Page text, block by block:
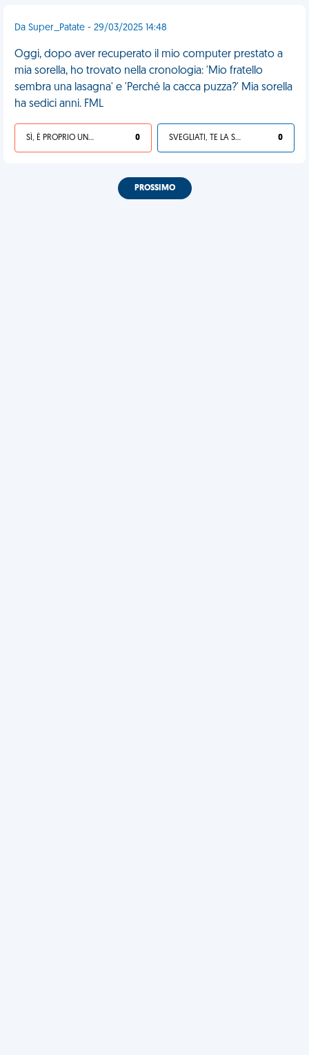
Da Super_Patate - 29/03/2025 14:48
Oggi, dopo aver recuperato il mio computer prestato a
mia sorella, ho trovato nella cronologia: 'Mio fratello
sembra una lasagna' e 'Perché la cacca puzza?' Mia sorella
ha sedici anni. FML
SÌ, È PROPRIO UNA VDM! 0 SVEGLIATI, TE LA SEI CERCATA! 0
PROSSIMO